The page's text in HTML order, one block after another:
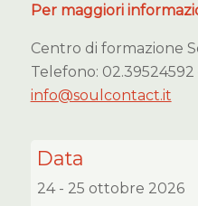
Per maggiori
Centro di formazione
Telefono: 02.39524592
info@soulcontact.it
Data
24 - 25 ottobre 2026